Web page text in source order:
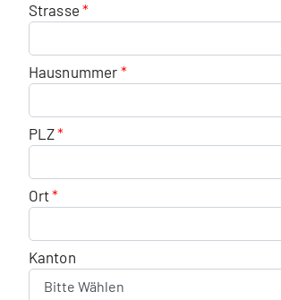
Strasse
Hausnummer
PLZ
Ort
Kanton